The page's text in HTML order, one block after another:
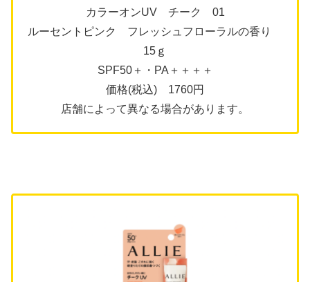
カラーオンUV チーク 01
ルーセントピンク フレッシュフローラルの香り
15ｇ
SPF50＋・PA＋＋＋＋
価格(税込) 1760円
店舗によって異なる場合があります。